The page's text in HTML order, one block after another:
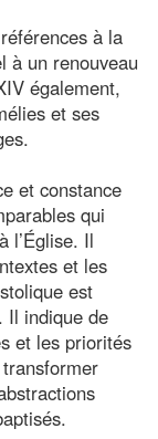
à la
à un renouveau
également,
et ses
et constance
qui
l’Église. Il
et les
est
Il indique de
et les priorités
transformer